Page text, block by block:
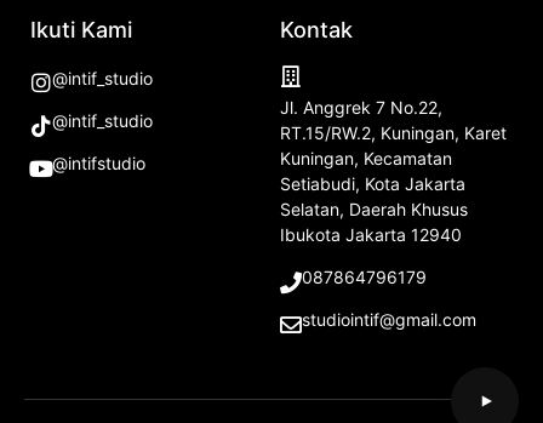
Ikuti Kami
@intif_studio
@intif_studio
@intifstudio
Kontak
Jl. Anggrek 7 No.22,
RT.15/RW.2, Kuningan, Karet
Kuningan, Kecamatan
Setiabudi, Kota Jakarta
Selatan, Daerah Khusus
Ibukota Jakarta 12940
087864796179
studiointif@gmail.com